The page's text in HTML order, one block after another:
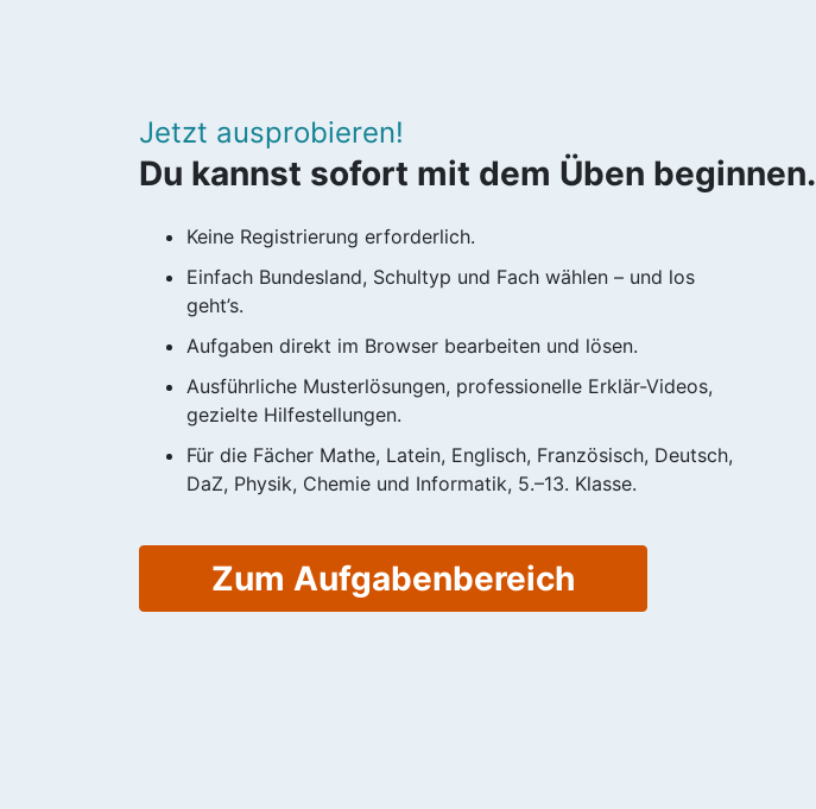
Jetzt ausprobieren!
Du kannst sofort mit dem Üben beginnen.
Keine Registrierung erforderlich.
Einfach Bundesland, Schultyp und Fach wählen – und los
geht’s.
Aufgaben direkt im Browser bearbeiten und lösen.
Ausführliche Musterlösungen, professionelle Erklär-Videos,
gezielte Hilfestellungen.
Für die Fächer Mathe, Latein, Englisch, Französisch, Deutsch,
DaZ, Physik, Chemie und Informatik, 5.–13. Klasse.
Zum Aufgabenbereich